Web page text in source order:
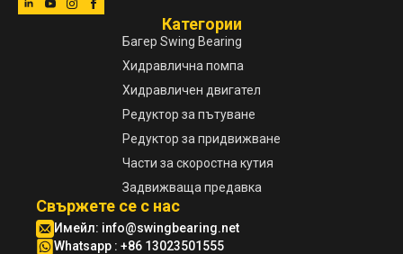
Категории
Багер Swing Bearing
Хидравлична помпа
Хидравличен двигател
Редуктор за пътуване
Редуктор за придвижване
Части за скоростна кутия
Задвижваща предавка
Свържете се с нас
Имейл: info@swingbearing.net
Whatsapp : +86 13023501555